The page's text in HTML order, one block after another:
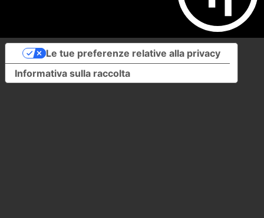
Informativa sulla raccolta
Le tue preferenze relative alla privacy